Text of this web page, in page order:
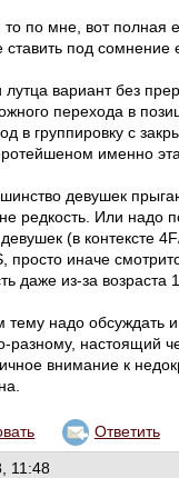
то по мне, вот полная
ставить под сомнение
вариант без
перехода в
в группировку с
именно
девушек
редкость. Или надо
(в контексте
иначе
даже из-за возраста
тему надо обсуждать
разному, настоящий
внимание к
Ответить
11:48